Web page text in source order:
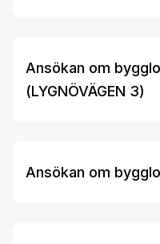
Ansökan om
(LYGNÖVÄGEN 3)
Ansökan om